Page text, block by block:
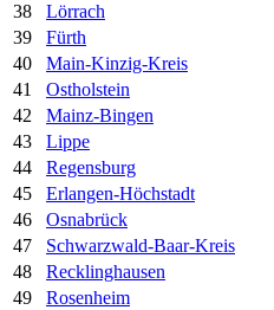
38
Lörrach
39
Fürth
40
Main-Kinzig-Kreis
41
Ostholstein
42
Mainz-Bingen
43
Lippe
44
Regensburg
45
Erlangen-Höchstadt
46
Osnabrück
47
Schwarzwald-Baar-Kreis
48
Recklinghausen
49
Rosenheim